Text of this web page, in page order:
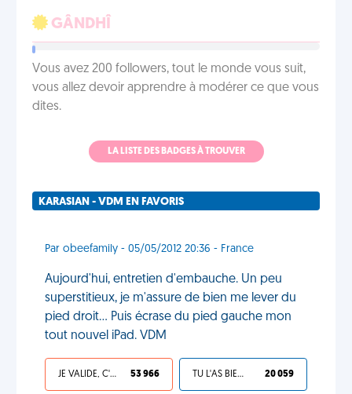
GÂNDHÎ
Vous avez 200 followers, tout le monde vous suit,
vous allez devoir apprendre à modérer ce que vous
dites.
LA LISTE DES BADGES À TROUVER
KARASIAN - VDM EN FAVORIS
Par obeefamily - 05/05/2012 20:36 - France
Aujourd'hui, entretien d'embauche. Un peu
superstitieux, je m'assure de bien me lever du
pied droit... Puis écrase du pied gauche mon
tout nouvel iPad. VDM
JE VALIDE, C'EST UNE VDM 53 966 TU L'AS BIEN MÉRITÉ 20 059